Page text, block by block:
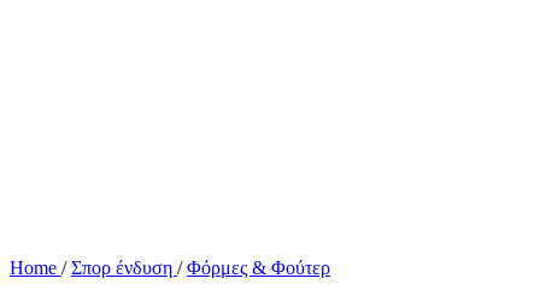
Home / Σπορ ένδυση / Φόρμες & Φούτερ